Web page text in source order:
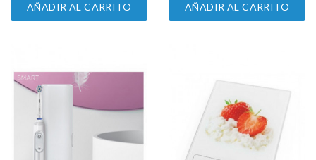
AÑADIR AL CARRITO AÑADIR AL CARRITO